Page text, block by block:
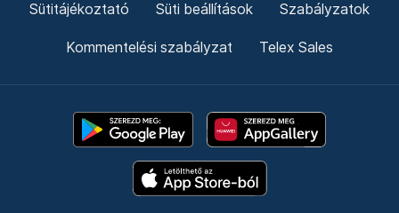
Sütitájékoztató Süti beállítások Szabályzatok
Kommentelési szabályzat Telex Sales